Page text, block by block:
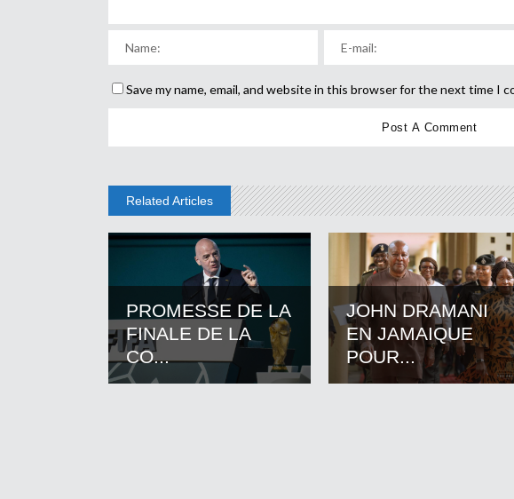
Save my name, email, and website in this browser for the next time I
Related Articles
PROMESSE DE LA
FINALE DE LA
CO...
JOHN DRAMANI
EN JAMAIQUE
POUR...